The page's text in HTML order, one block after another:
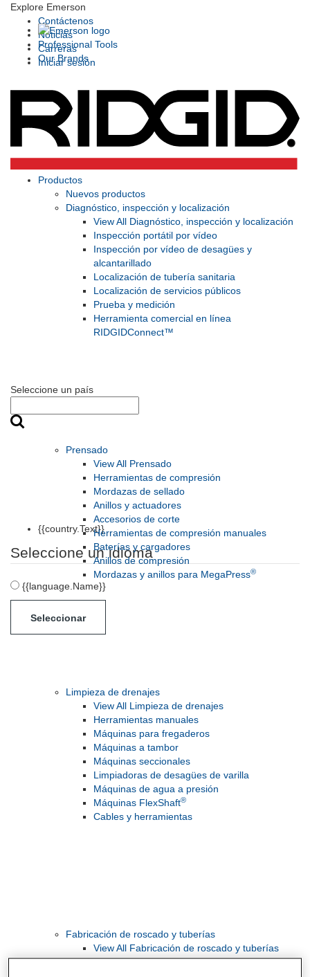
Explore Emerson
Professional Tools
Our Brands
Contáctenos
Noticias
Carreras
Iniciar sesión
Seleccione un país
{{country.Text}}
Seleccione un idioma
{{language.Name}}
Seleccionar
Productos
Nuevos productos
Diagnóstico, inspección y localización
View All Diagnóstico, inspección y localización
Inspección portátil por vídeo
Inspección por vídeo de desagües y
alcantarillado
Localización de tubería sanitaria
Localización de servicios públicos
Prueba y medición
Herramienta comercial en línea
RIDGIDConnect™
Prensado
View All Prensado
Herramientas de compresión
Mordazas de sellado
Anillos y actuadores
Accesorios de corte
Herramientas de compresión manuales
Baterías y cargadores
Anillos de compresión
Mordazas y anillos para MegaPress®
Limpieza de drenajes
View All Limpieza de drenajes
Herramientas manuales
Máquinas para fregaderos
Máquinas a tambor
Máquinas seccionales
Limpiadoras de desagües de varilla
Máquinas de agua a presión
Máquinas FlexShaft®
Cables y herramientas
Fabricación de roscado y tuberías
View All Fabricación de roscado y tuberías
Roscado